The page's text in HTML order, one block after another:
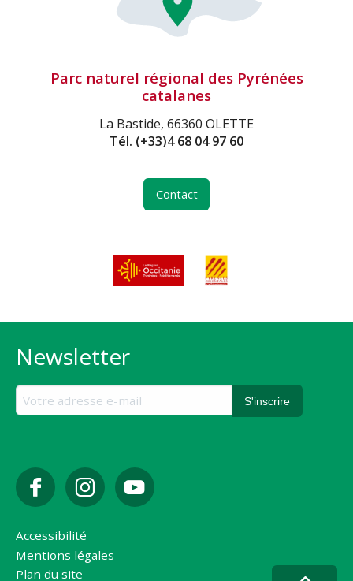
Parc naturel régional des Pyrénées
catalanes
La Bastide, 66360 OLETTE
Tél. (+33)4 68 04 97 60
Contact
Newsletter
Accessibilité
Mentions légales
Plan du site